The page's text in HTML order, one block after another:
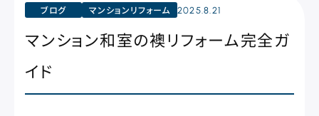
ブログ マンションリフォーム 2025.8.21
マンション和室の襖リフォーム完全ガ
イド